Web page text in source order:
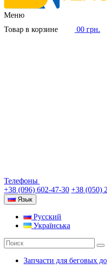
Меню
Товар в корзине
00 грн.
Телефоны
+38 (096) 602-47-30 +38 (050)
Язык
Русский
Українська
Запчасти для беговых